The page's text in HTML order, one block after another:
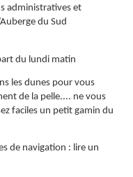
administratives et
du Sud
du lundi matin
les dunes pour vous
de la pelle.... ne vous
faciles un petit gamin du
de navigation : lire un